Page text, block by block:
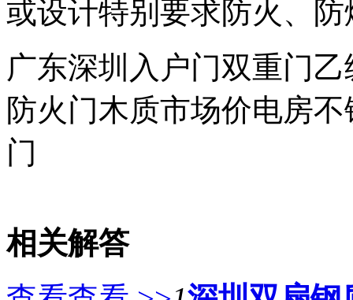
或设计特别要求防火、
广东深圳入户门双重门
防火门木质市场价电房
门
相关解答